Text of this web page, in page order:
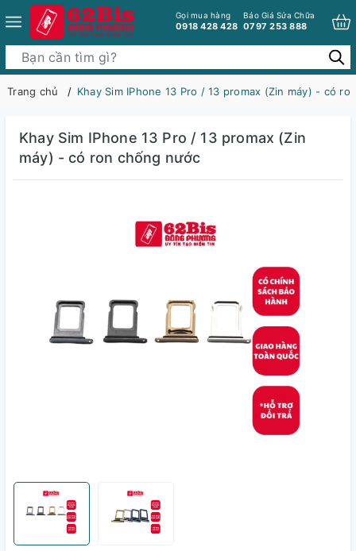
Gọi mua hàng
0918 428 428
Báo Giá Sửa Chữa
0797 253 888
Trang chủ Khay Sim IPhone 13 Pro / 13 promax (Zin máy) - có
Khay Sim IPhone 13 Pro / 13 promax (Zin
máy) - có ron chống nước